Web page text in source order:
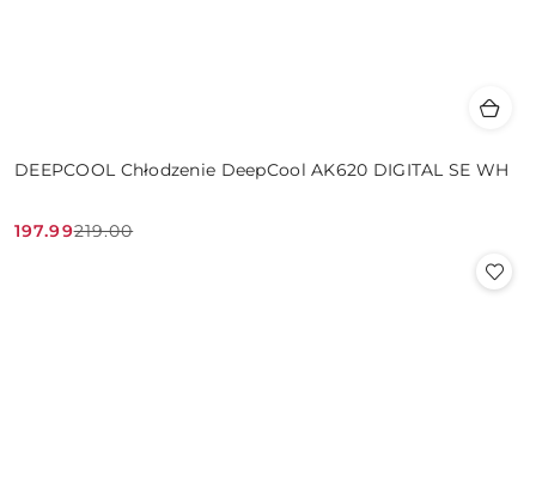
DEEPCOOL Chłodzenie DeepCool AK620 DIGITAL SE WH
Cena
197.99
Cena
219.00